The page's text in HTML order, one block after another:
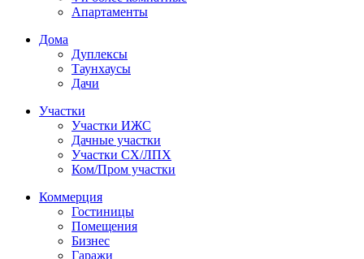
Апартаменты
Дома
Дуплексы
Таунхаусы
Дачи
Участки
Участки ИЖС
Дачные участки
Участки СХ/ЛПХ
Ком/Пром участки
Коммерция
Гостиницы
Помещения
Бизнес
Гаражи